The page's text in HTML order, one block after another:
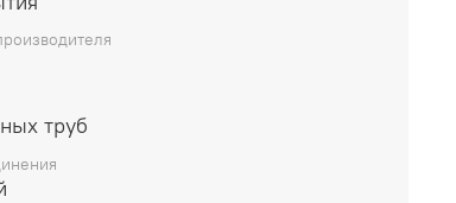
труб